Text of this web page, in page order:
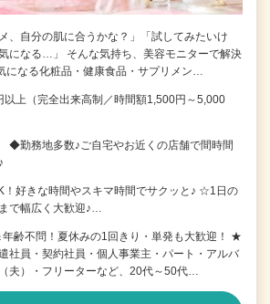
メ、自分の肌に合うかな？」「試してみたいけ
になる…」 そんな気持ち、美容モニターで解決
になる化粧品・健康食品・サプリメン…
以上（完全出来高制／時間額1,500円～5,000
◆勤務地多数♪ご自宅やお近くの店舗で間時間
！好きな時間やスキマ時間でサクッと♪ ☆1日の
で幅広く大歓迎♪…
年齢不問！夏休みの1回きり・単発も大歓迎！ ★
社員・契約社員・個人事業主・パート・アルバ
夫）・フリーターなど、20代～50代…